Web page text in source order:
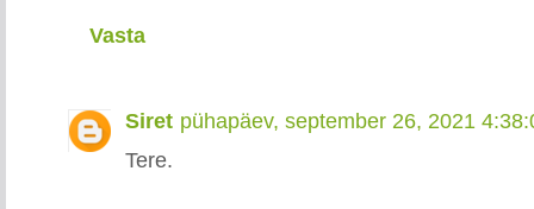
Vasta
Siret pühapäev, september 26, 2021
Tere.